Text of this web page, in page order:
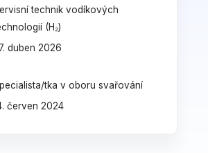
technik vodíkových
(H₂)
duben 2026
tka v oboru svařování
červen 2024